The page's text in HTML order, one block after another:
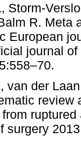
Storm-
R. Meta
European
journal
van der
review
surgery